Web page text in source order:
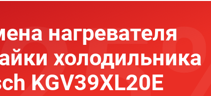
нагревателя
холодильника
KGV39XL20E